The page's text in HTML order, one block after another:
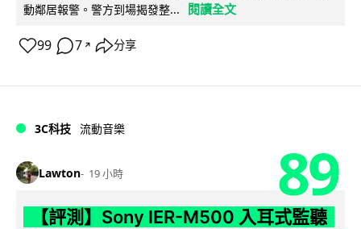
動鄰居報警。警方到場揭發整...
閱讀全文
99 7 ↗ 分享
3C科技 流動音樂
Lawton 19 小時 89
【評測】Sony IER-M500 入耳式監聽